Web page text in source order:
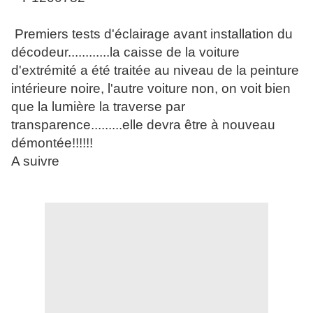
Premiers tests d'éclairage avant installation du
décodeur............la caisse de la voiture
d'extrémité a été traitée au niveau de la peinture
intérieure noire, l'autre voiture non, on voit bien
que la lumière la traverse par
transparence.........elle devra être à nouveau
démontée!!!!!!
A suivre